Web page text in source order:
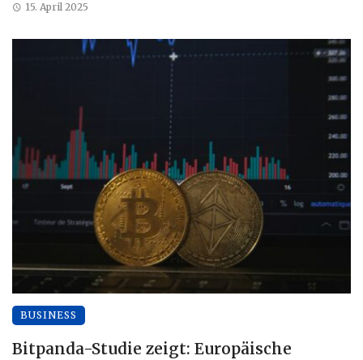
15. April 2025
BUSINESS
Bitpanda-Studie zeigt: Europäische